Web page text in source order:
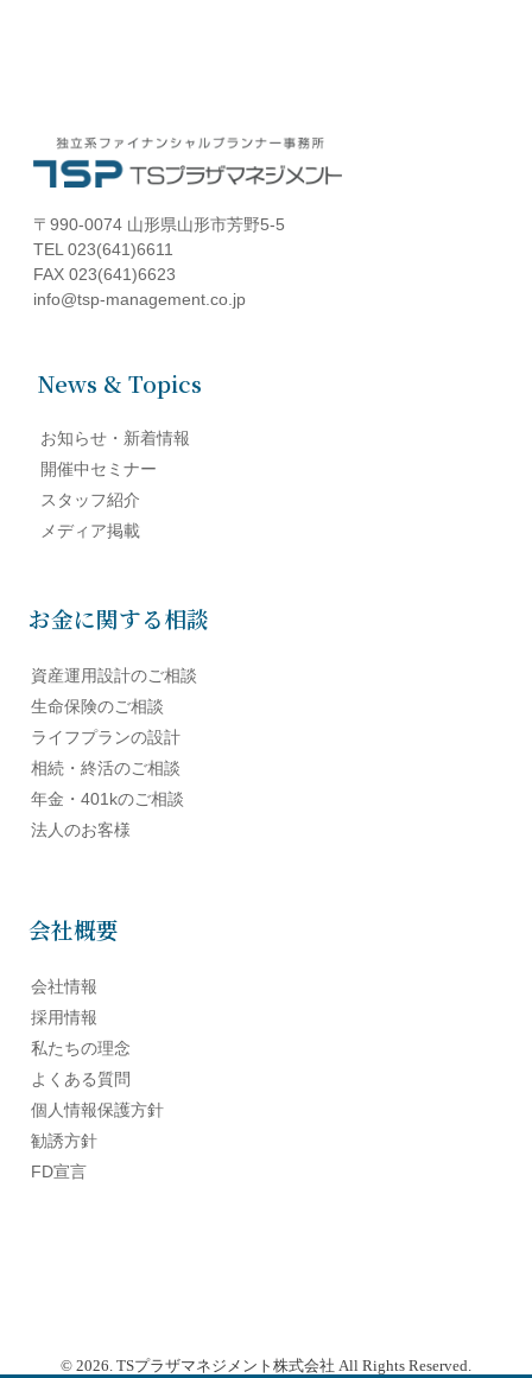
〒990-0074 山形県山形市芳野5-5
TEL 023(641)6611
FAX 023(641)6623
info@tsp-management.co.jp
News & Topics
お知らせ・新着情報
開催中セミナー
スタッフ紹介
メディア掲載
お金に関する相談
資産運用設計のご相談
生命保険のご相談
ライフプランの設計
相続・終活のご相談
年金・401kのご相談
法人のお客様
会社概要
会社情報
採用情報
私たちの理念
よくある質問
個人情報保護方針
勧誘方針
FD宣言
© 2026. TSプラザマネジメント株式会社 All Rights Reserved.